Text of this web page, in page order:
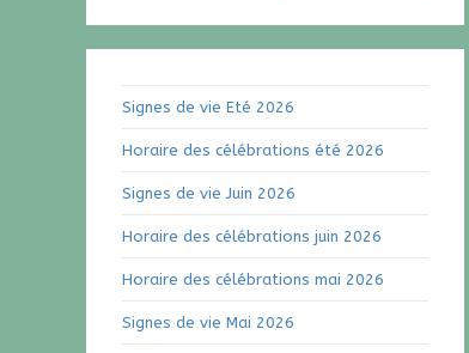
Signes de vie Eté 2026
Horaire des célébrations été 2026
Signes de vie Juin 2026
Horaire des célébrations juin 2026
Horaire des célébrations mai 2026
Signes de vie Mai 2026